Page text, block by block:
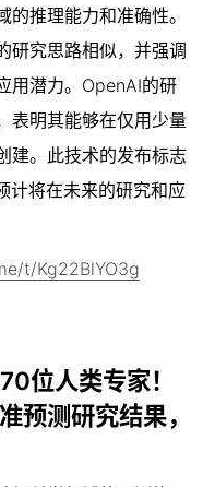
推理能力和准确性。
研究思路相似，并强调
用潜力。OpenAI的研
表明其能够在仅用少量
建。此技术的发布标志
计将在未来的研究和应
t/Kg22BlYO3g
位人类专家！
预测研究结果，